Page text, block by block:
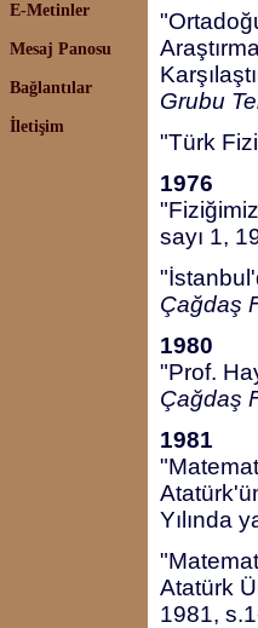
E-Metinler
Mesaj Panosu
Bağlantılar
İletişim
Grubu
"Türk
1976
sayı 1,
Çağdaş
1980
"Prof.
Çağdaş
1981
Yılında
Atatürk
1981,